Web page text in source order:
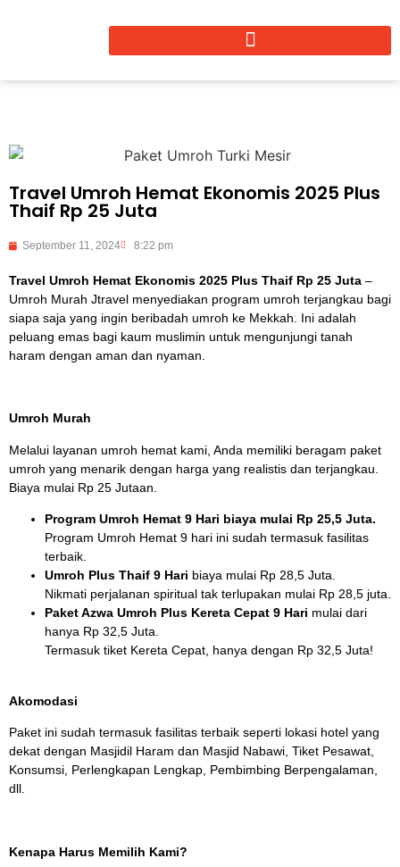
Travel Umroh Hemat Ekonomis 2025 Plus
Thaif Rp 25 Juta
September 11, 2024 8:22 pm
Travel Umroh Hemat Ekonomis 2025 Plus Thaif Rp 25 Juta –
Umroh Murah Jtravel menyediakan program umroh terjangkau bagi
siapa saja yang ingin beribadah umroh ke Mekkah. Ini adalah
peluang emas bagi kaum muslimin untuk mengunjungi tanah
haram dengan aman dan nyaman.
Umroh Murah
Melalui layanan umroh hemat kami, Anda memiliki beragam paket
umroh yang menarik dengan harga yang realistis dan terjangkau.
Biaya mulai Rp 25 Jutaan.
Program Umroh Hemat 9 Hari biaya mulai Rp 25,5 Juta.
Program Umroh Hemat 9 hari ini sudah termasuk fasilitas
terbaik.
Umroh Plus Thaif 9 Hari biaya mulai Rp 28,5 Juta.
Nikmati perjalanan spiritual tak terlupakan mulai Rp 28,5 juta.
Paket Azwa Umroh Plus Kereta Cepat 9 Hari mulai dari
hanya Rp 32,5 Juta.
Termasuk tiket Kereta Cepat, hanya dengan Rp 32,5 Juta!
Akomodasi
Paket ini sudah termasuk fasilitas terbaik seperti lokasi hotel yang
dekat dengan Masjidil Haram dan Masjid Nabawi, Tiket Pesawat,
Konsumsi, Perlengkapan Lengkap, Pembimbing Berpengalaman,
dll.
Kenapa Harus Memilih Kami?